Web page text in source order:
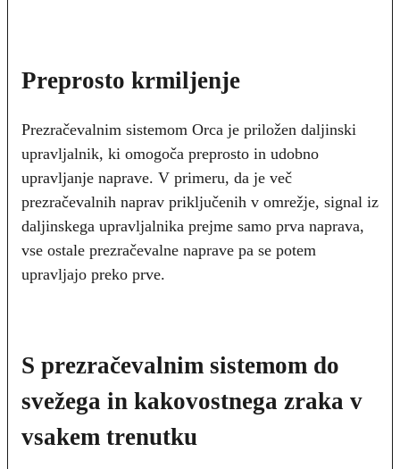
Preprosto krmiljenje
Prezračevalnim sistemom Orca je priložen daljinski
upravljalnik, ki omogoča preprosto in udobno
upravljanje naprave. V primeru, da je več
prezračevalnih naprav priključenih v omrežje, signal iz
daljinskega upravljalnika prejme samo prva naprava,
vse ostale prezračevalne naprave pa se potem
upravljajo preko prve.
S prezračevalnim sistemom do
svežega in kakovostnega zraka v
vsakem trenutku